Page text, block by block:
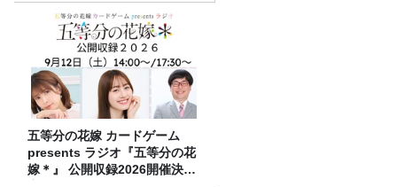
五等分の花嫁 カードゲーム
presents ラジオ『五等分の花
嫁＊』 公開収録2026開催決